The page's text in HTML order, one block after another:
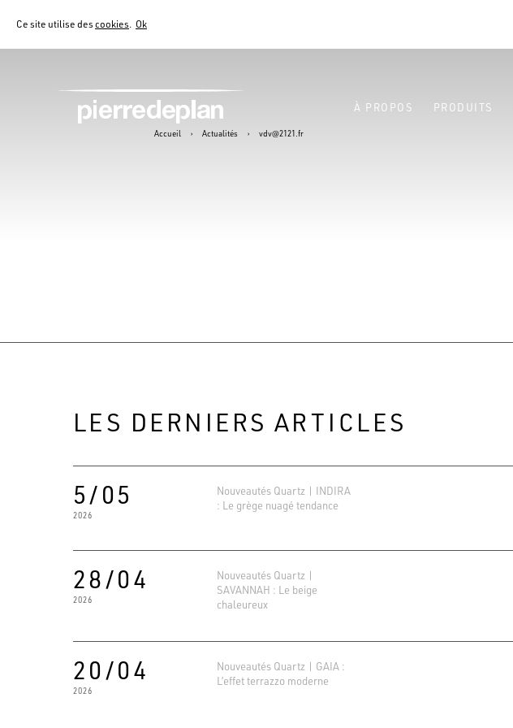
Ce site utilise descookies. Ok
À PROPOS PRODUITS
Accueil › Actualités › vdv@2121.fr
LES DERNIERS ARTICLES
5/05
2026
Nouveautés Quartz | INDIRA
: Le grège nuagé tendance
28/04
2026
Nouveautés Quartz |
SAVANNAH : Le beige
chaleureux
20/04
2026
Nouveautés Quartz | GAIA :
L’effet terrazzo moderne